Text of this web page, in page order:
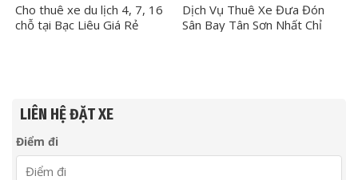
Cho thuê xe du lịch 4, 7, 16
chỗ tại Bạc Liêu Giá Rẻ
Dịch Vụ Thuê Xe Đưa Đón
Sân Bay Tân Sơn Nhất Chỉ
LIÊN HỆ ĐẶT XE
Điểm đi